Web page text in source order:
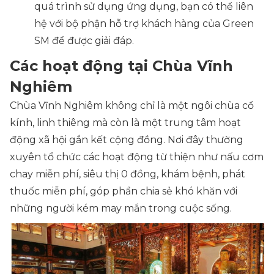
quá trình sử dụng ứng dụng, bạn có thể liên
hệ với bộ phận hỗ trợ khách hàng của Green
SM để được giải đáp.
Các hoạt động tại Chùa Vĩnh
Nghiêm
Chùa Vĩnh Nghiêm không chỉ là một ngôi chùa cổ
kính, linh thiêng mà còn là một trung tâm hoạt
động xã hội gắn kết cộng đồng. Nơi đây thường
xuyên tổ chức các hoạt động từ thiện như nấu cơm
chay miễn phí, siêu thị 0 đồng, khám bệnh, phát
thuốc miễn phí, góp phần chia sẻ khó khăn với
những người kém may mắn trong cuộc sống.